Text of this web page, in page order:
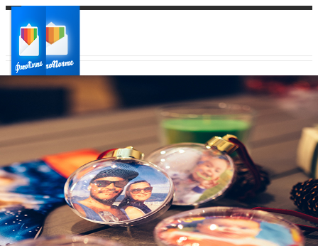
Ваш город:
Ваш регион доставки
Выберите из списка: